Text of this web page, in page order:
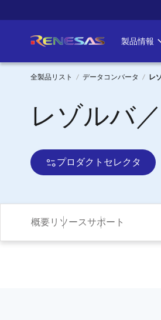
イ
ン
製品情報
パ
ン
く
ず
全製品リスト データコンバータ レ
レゾルバ
プロダクトセレクタ
概要リソースサポート